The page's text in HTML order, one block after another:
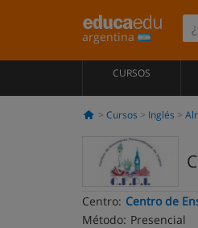
argentina
CURSOS
Cursos Inglés
Centro: Centro de
Método: Presencial